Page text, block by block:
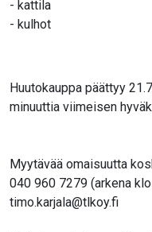
- kattila
- kulhot
Huutokauppa päättyy
minuuttia viimeisen
Myytävää omaisuutta
040 960 7279 (arkena
timo.karjala@tlkoy.fi